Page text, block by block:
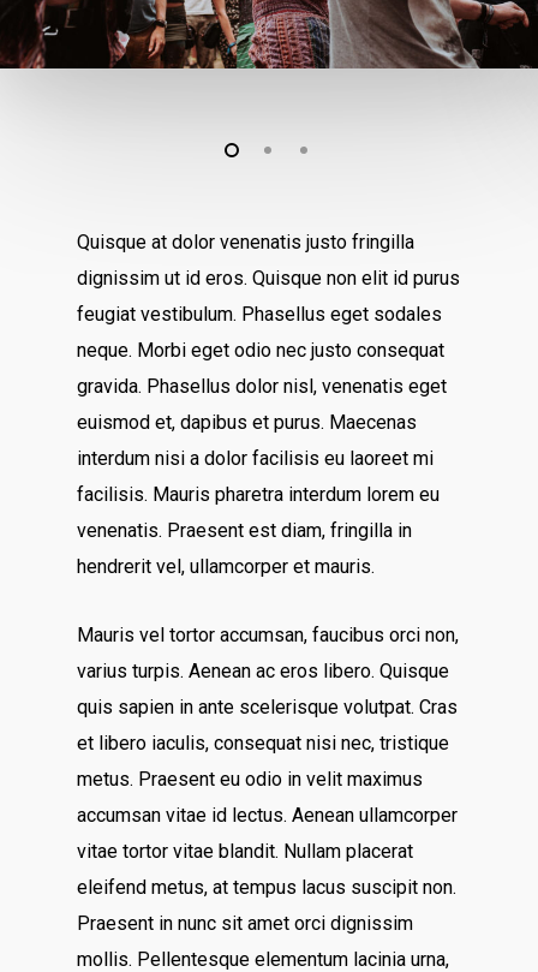
Quisque at dolor venenatis justo fringilla
dignissim ut id eros. Quisque non elit id purus
feugiat vestibulum. Phasellus eget sodales
neque. Morbi eget odio nec justo consequat
gravida. Phasellus dolor nisl, venenatis eget
euismod et, dapibus et purus. Maecenas
interdum nisi a dolor facilisis eu laoreet mi
facilisis. Mauris pharetra interdum lorem eu
venenatis. Praesent est diam, fringilla in
hendrerit vel, ullamcorper et mauris.
Mauris vel tortor accumsan, faucibus orci non,
varius turpis. Aenean ac eros libero. Quisque
quis sapien in ante scelerisque volutpat. Cras
et libero iaculis, consequat nisi nec, tristique
metus. Praesent eu odio in velit maximus
accumsan vitae id lectus. Aenean ullamcorper
vitae tortor vitae blandit. Nullam placerat
eleifend metus, at tempus lacus suscipit non.
Praesent in nunc sit amet orci dignissim
mollis. Pellentesque elementum lacinia urna,